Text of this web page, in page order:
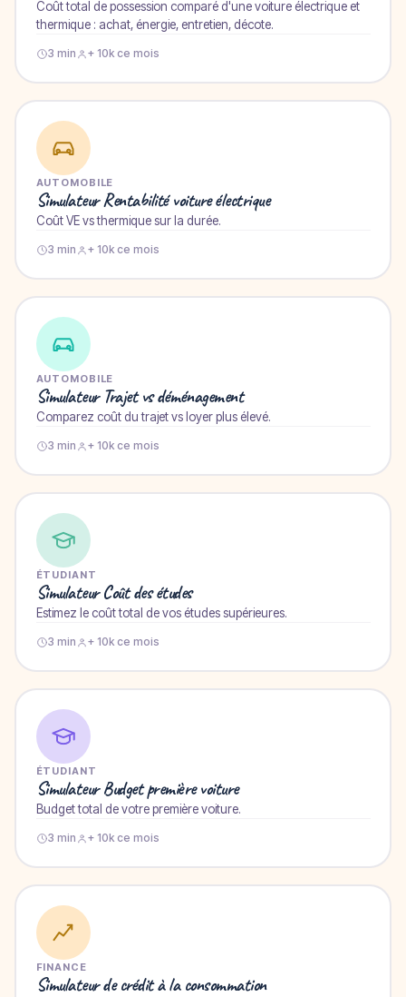
Coût total de possession comparé d'une voiture électrique et
thermique : achat, énergie, entretien, décote.
3 min + 10k ce mois
AUTOMOBILE
Simulateur Rentabilité voiture électrique
Coût VE vs thermique sur la durée.
3 min + 10k ce mois
AUTOMOBILE
Simulateur Trajet vs déménagement
Comparez coût du trajet vs loyer plus élevé.
3 min + 10k ce mois
ÉTUDIANT
Simulateur Coût des études
Estimez le coût total de vos études supérieures.
3 min + 10k ce mois
ÉTUDIANT
Simulateur Budget première voiture
Budget total de votre première voiture.
3 min + 10k ce mois
FINANCE
Simulateur de crédit à la consommation